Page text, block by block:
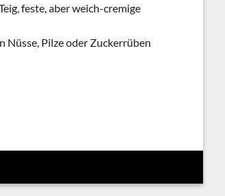
feste, aber weich-cremige
Nüsse, Pilze oder Zuckerrüben